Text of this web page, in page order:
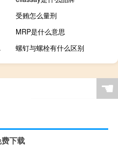
受贿怎么量刑
MRP是什么意思
）
螺钉与螺栓有什么区别
☚
下载